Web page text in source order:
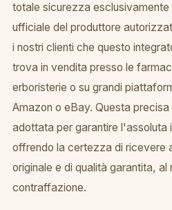
totale sicurezza
ufficiale del produttore
i nostri clienti che questo
trova in vendita presso le
erboristerie o su grandi
Amazon o eBay. Questa
adottata per garantire l'assoluta
offrendo la certezza di ricevere
originale e di qualità garantita, al
contraffazione.